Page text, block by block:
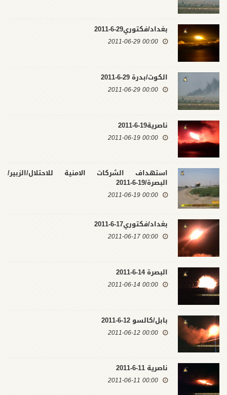
بغداد/فكتوري29-6-2011
00:00 2011-06-29
الكوت/بدرة 29-6-2011
00:00 2011-06-29
ناصرية19-6-2011
00:00 2011-06-19
استهداف الشركات الامنية للاحتلال/الزبير/
البصرة/19-6-2011
00:00 2011-06-19
بغداد/فكتوري17-6-2011
00:00 2011-06-17
البصرة 14-6-2011
00:00 2011-06-14
بابل/كالسو 12-6-2011
00:00 2011-06-12
ناصرية 11-6-2011
00:00 2011-06-11